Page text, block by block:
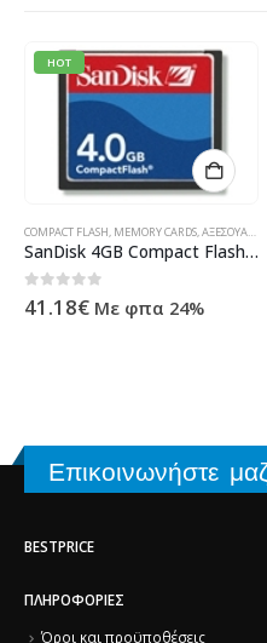
,ΥΠΟΛΟΓΙΣΤΈΣ - ΗΛΕΚΤΡΟΝΙΚΆ
HOT
COMPACT FLASH, MEMORY CARDS,ΑΞΕΣΟΥΆΡ ,
SanDisk 4GB Compact Flash Card
0out of 5
41.18€ Με φπα 24%
Επικοινωνήστε
BESTPRICE
ΠΛΗΡΟΦΟΡΊΕΣ
Όροι και προϋποθέσεις